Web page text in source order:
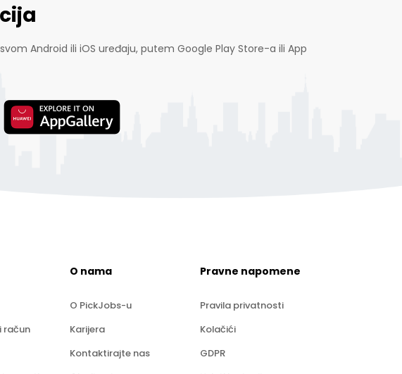
Android ili iOS uređaju, putem Google Play Store-a ili App
račun
O nama
O PickJobs-u
Karijera
Kontaktirajte nas
Pravne napomene
Pravila privatnosti
Kolačići
GDPR